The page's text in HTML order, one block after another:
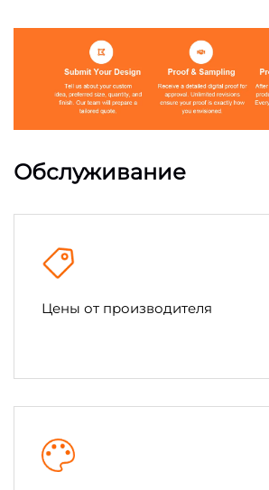
Обслуживание
Цены от производителя